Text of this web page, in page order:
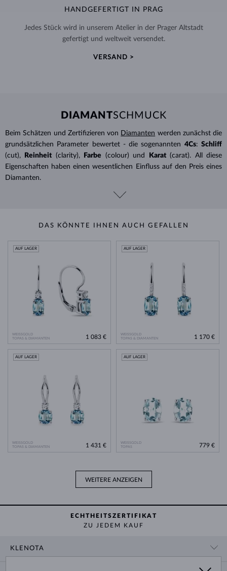
HANDGEFERTIGT IN PRAG
Jedes Stück wird in unserem Atelier in der Prager Altstadt
gefertigt und weltweit versendet.
VERSAND >
DIAMANTSCHMUCK
Beim Schätzen und Zertifizieren von Diamanten werden zunächst die
grundsätzlichen Parameter bewertet - die sogenannten 4Cs: Schliff
(cut),
Reinheit (clarity), Farbe (colour) und Karat (carat). All diese
Eigenschaften haben einen wesentlichen Einfluss auf den Preis eines
Diamanten.
DAS KÖNNTE IHNEN AUCH GEFALLEN
WEISSGOLD
TOPAS & DIAMANTEN
AUF LAGER
1 083 €
WEISSGOLD
TOPAS & DIAMANTEN
AUF LAGER
1 170 €
WEISSGOLD
TOPAS & DIAMANTEN
AUF LAGER
1 431 €
WEISSGOLD
TOPAS
AUF LAGER
779 €
WEITERE ANZEIGEN
ECHTHEITSZERTIFIKAT
ZU JEDEM KAUF
KLENOTA